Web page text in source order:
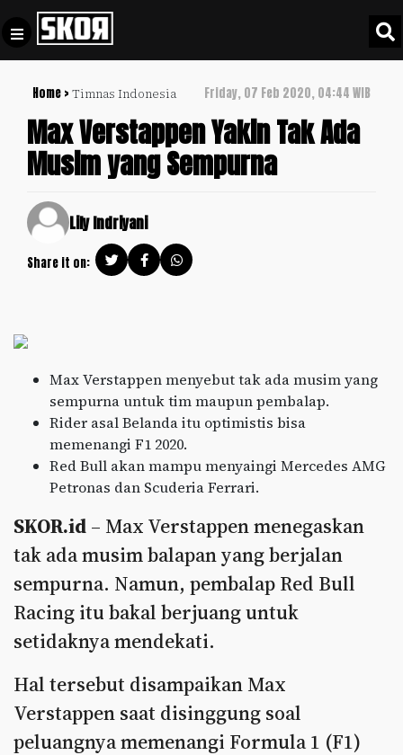
Home > Timnas Indonesia Friday, 07 Feb 2020, 04:44 WIB
Max Verstappen Yakin Tak Ada
Musim yang Sempurna
Lily Indriyani
Share it on:
Max Verstappen menyebut tak ada musim yang
sempurna untuk tim maupun pembalap.
Rider asal Belanda itu optimistis bisa
memenangi F1 2020.
Red Bull akan mampu menyaingi Mercedes AMG
Petronas dan Scuderia Ferrari.
SKOR.id – Max Verstappen menegaskan
tak ada musim balapan yang berjalan
sempurna. Namun, pembalap Red Bull
Racing itu bakal berjuang untuk
setidaknya mendekati.
Hal tersebut disampaikan Max
Verstappen saat disinggung soal
peluangnya memenangi Formula 1 (F1)
Football +
Culture +
Sports
Update
+
Policy
Pedoman
Media
Siber
Disclaimer